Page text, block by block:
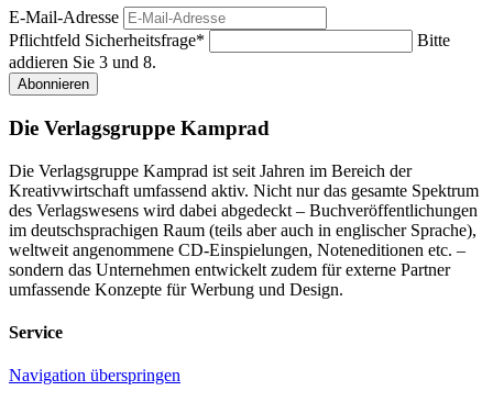
E-Mail-Adresse
Pflichtfeld Sicherheitsfrage*
Bitte
addieren Sie 3 und 8.
Abonnieren
Die Verlagsgruppe Kamprad
Die Verlagsgruppe Kamprad ist seit Jahren im Bereich der
Kreativwirtschaft umfassend aktiv. Nicht nur das gesamte Spektrum
des Verlagswesens wird dabei abgedeckt – Buchveröffentlichungen
im deutschsprachigen Raum (teils aber auch in englischer Sprache),
weltweit angenommene CD-Einspielungen, Noteneditionen etc. –
sondern das Unternehmen entwickelt zudem für externe Partner
umfassende Konzepte für Werbung und Design.
Service
Navigation überspringen